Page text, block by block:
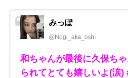
みっぽ
@Nogi_aka_oshi
和ちゃんが最後に久保ち
られてとても嬉しいよ(涙